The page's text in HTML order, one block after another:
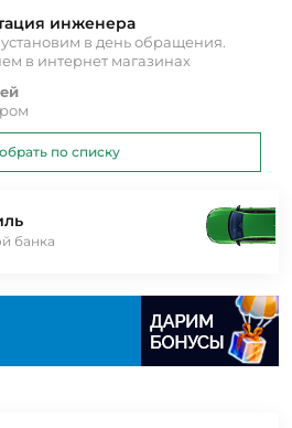
банка
инженера
в день обращения.
в интернет магазинах
по списку